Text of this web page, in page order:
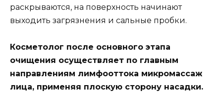
раскрываются, на поверхность начинают
выходить загрязнения и сальные пробки.
Косметолог после основного этапа
очищения осуществляет по главным
направлениям лимфооттока микромассаж
лица, применяя плоскую сторону насадки.